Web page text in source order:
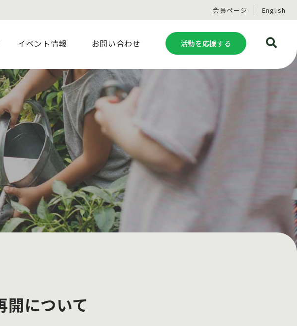
イベント情報 お問い合わせ 活動を応援する
会員ページ English
開について